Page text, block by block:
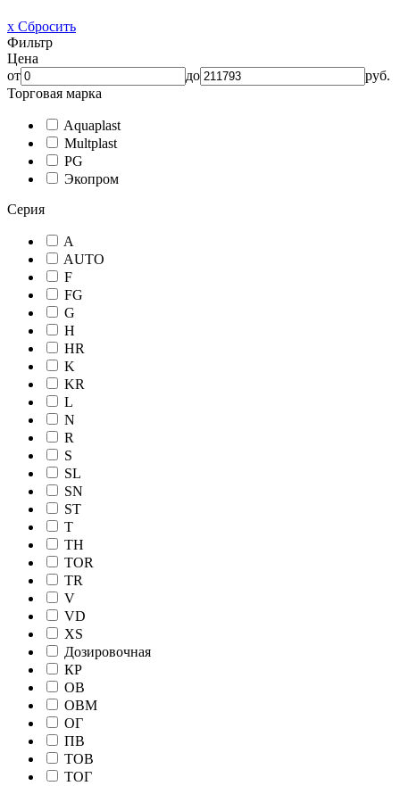
x Сбросить
Фильтр
Цена
от
до
руб.
Торговая марка
Aquaplast
Multplast
PG
Экопром
Серия
A
AUTO
F
FG
G
H
HR
K
KR
L
N
R
S
SL
SN
ST
T
TH
TOR
TR
V
VD
XS
Дозировочная
КР
ОВ
ОВМ
ОГ
ПВ
ТОВ
ТОГ